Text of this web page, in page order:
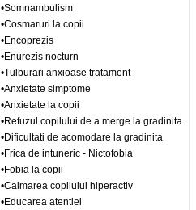
•Somnambulism
•Cosmaruri la copii
•Encoprezis
•Enurezis nocturn
•Tulburari anxioase tratament
•Anxietate simptome
•Anxietate la copii
•Refuzul copilului de a merge la gradinita
•Dificultati de acomodare la gradinita
•Frica de intuneric - Nictofobia
•Fobia la copii
•Calmarea copilului hiperactiv
•Educarea atentiei